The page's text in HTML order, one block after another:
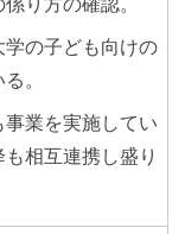
り方の確認。
学の子ども向けの
。
事業を実施してい
相互連携し盛り